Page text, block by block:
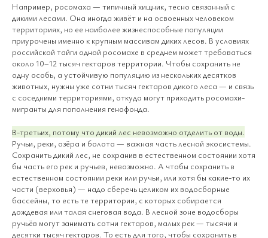
Например, росомаха — типичный хищник, тесно связанный с
дикими лесами. Она иногда живёт и на освоенных человеком
территориях, но ее наиболее жизнеспособные популяции
приурочены именно к крупным массивам диких лесов. В условиях
российской тайги одной росомахе в среднем может требоваться
около 10–12 тысяч гектаров территории. Чтобы сохранить не
одну особь, а устойчивую популяцию из нескольких десятков
животных, нужны уже сотни тысяч гектаров дикого леса — и связь
с соседними территориями, откуда могут приходить росомахи-
мигранты для пополнения генофонда.
В-третьих, потому что дикий лес невозможно отделить от воды.
Ручьи, реки, озёра и болота — важная часть лесной экосистемы.
Сохранить дикий лес, не сохранив в естественном состоянии хотя
бы часть его рек и ручьев, невозможно. А чтобы сохранить в
естественном состоянии реки или ручьи, или хотя бы какие-то их
части (верховья) — надо сберечь целиком их водосборные
бассейны, то есть те территории, с которых собирается
дождевая или талая снеговая вода. В лесной зоне водосборы
ручьёв могут занимать сотни гектаров, малых рек — тысячи и
десятки тысяч гектаров. То есть для того, чтобы сохранить в